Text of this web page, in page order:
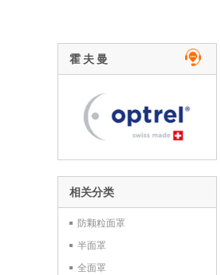
霍 夫 曼
相关分类
防颗粒面罩
半面罩
全面罩